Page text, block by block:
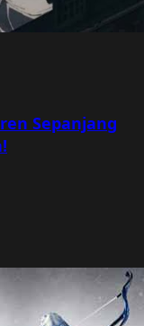
Sepanjang